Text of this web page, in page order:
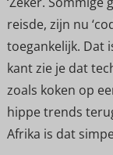
reisde, zijn nu
toegankelijk. Dat
kant zie je dat
zoals koken op
hippe trends
Afrika is dat